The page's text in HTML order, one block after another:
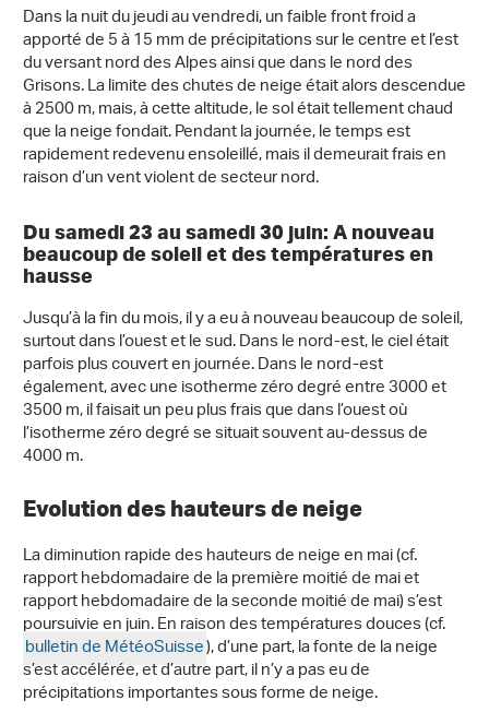
Dans la nuit du jeudi au vendredi, un faible front froid a
apporté de 5 à 15 mm de précipitations sur le centre et l’est
du versant nord des Alpes ainsi que dans le nord des
Grisons. La limite des chutes de neige était alors descendue
à 2500 m, mais, à cette altitude, le sol était tellement chaud
que la neige fondait. Pendant la journée, le temps est
rapidement redevenu ensoleillé, mais il demeurait frais en
raison d’un vent violent de secteur nord.
Du samedi 23 au samedi 30 juin: A nouveau
beaucoup de soleil et des températures en
hausse
Jusqu’à la fin du mois, il y a eu à nouveau beaucoup de soleil,
surtout dans l’ouest et le sud. Dans le nord-est, le ciel était
parfois plus couvert en journée. Dans le nord-est
également, avec une isotherme zéro degré entre 3000 et
3500 m, il faisait un peu plus frais que dans l’ouest où
l’isotherme zéro degré se situait souvent au-dessus de
4000 m.
Evolution des hauteurs de neige
La diminution rapide des hauteurs de neige en mai (cf.
rapport hebdomadaire de la première moitié de mai et
rapport hebdomadaire de la seconde moitié de mai) s’est
poursuivie en juin. En raison des températures douces (cf.
bulletin de MétéoSuisse), d’une part, la fonte de la neige
s’est accélérée, et d’autre part, il n’y a pas eu de
précipitations importantes sous forme de neige.